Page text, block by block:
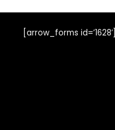
[arrow_forms id=’1628′]